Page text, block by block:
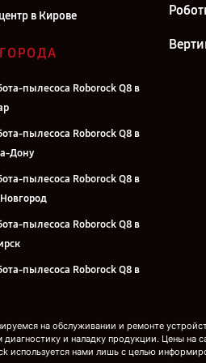
в Кирове
пылесоса Roborock Q8 в
пылесоса Roborock Q8 в
Дону
пылесоса Roborock Q8 в
пылесоса Roborock Q8 в
пылесоса Roborock Q8 в
на обслуживании и ремонте
диагностику и наладку продукции. Цены на
используется нами лишь с целью